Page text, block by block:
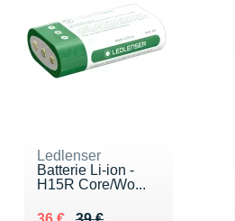
Ledlenser
Batterie Li-ion -
H15R Core/Wo...
Au lieu de 39 €
Vendu 36 €